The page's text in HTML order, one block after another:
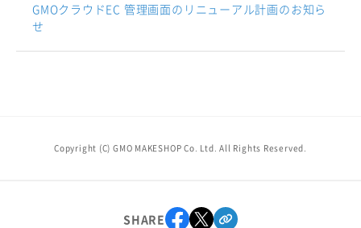
GMOクラウドEC 管理画面のリニューアル計画のお知ら
せ
Copyright (C) GMO MAKESHOP Co. Ltd. All Rights Reserved.
SHARE